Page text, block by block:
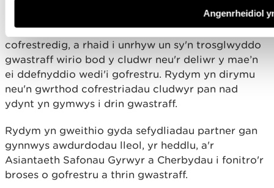
Angenrheidiol
busnesau cyfreithlon.
Rydym yn cadw cofrestr gyhoeddus o gludwyr
cofrestredig, a rhaid i unrhyw un sy'n trosglwyddo
gwastraff wirio bod y cludwr neu'r deliwr y mae’n
ei ddefnyddio wedi'i gofrestru. Rydym yn dirymu
neu'n gwrthod cofrestriadau cludwyr pan nad
ydynt yn gymwys i drin gwastraff.
Rydym yn gweithio gyda sefydliadau partner gan
gynnwys awdurdodau lleol, yr heddlu, a'r
Asiantaeth Safonau Gyrwyr a Cherbydau i fonitro'r
broses o gofrestru a thrin gwastraff.